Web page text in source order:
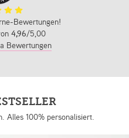
Bewertungen!
4,96/5,00
Bewertungen
Alles 100% personalisiert.